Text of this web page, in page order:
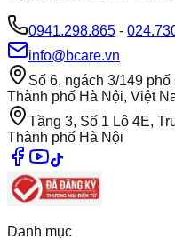
0941.298.865 -
info@bcare.vn
Số 6, ngách 3/149
Thành phố Hà Nội, Việt
Tầng 3, Số 1 Lô 4E,
Thành phố Hà Nội
Danh mục